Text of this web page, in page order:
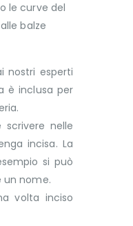
le curve del
balze
nostri esperti
è inclusa per
scrivere nelle
incisa. La
si può
un nome.
volta inciso